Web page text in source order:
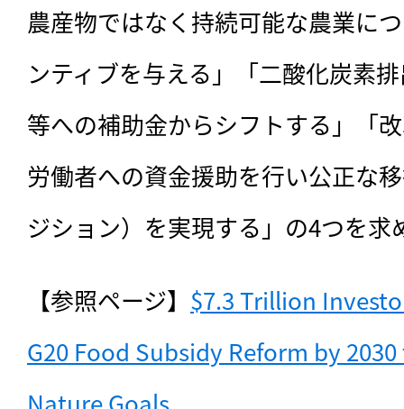
農産物ではなく持続可能な農業に
ンティブを与える」「二酸化炭素
等への補助金からシフトする」「
労働者への資金援助を行い公正な
ジション）を実現する」の4つを求
【参照ページ】 $7.3 Trillion
G20 Food Subsidy Reform by
Nature Goals